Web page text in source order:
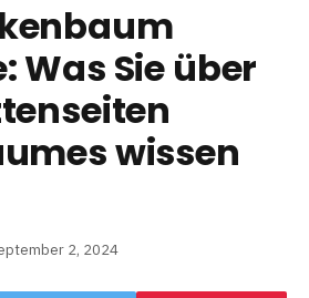
Was Sie über
wissen
2, 2024